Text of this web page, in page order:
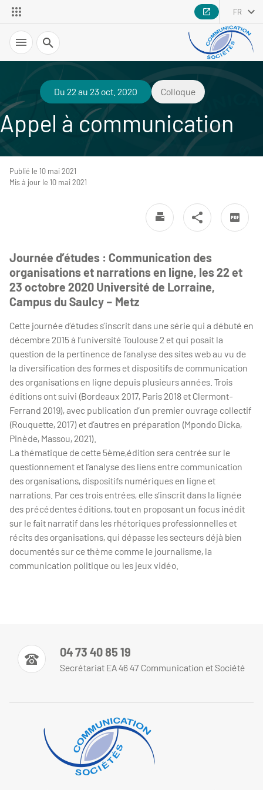
FR
Recherche
Du 22 au 23 oct. 2020 Colloque
Appel à communication
Publié le 10 mai 2021
Mis à jour le 10 mai 2021
Journée d’études : Communication des
organisations et narrations en ligne, les 22 et
23 octobre 2020 Université de Lorraine,
Campus du Saulcy – Metz
Cette journée d’études s’inscrit dans une série qui a débuté en
décembre 2015 à l’université Toulouse 2 et qui posait la
question de la pertinence de l’analyse des sites web au vu de
la diversification des formes et dispositifs de communication
des organisations en ligne depuis plusieurs années. Trois
éditions ont suivi (Bordeaux 2017, Paris 2018 et Clermont-
Ferrand 2019), avec publication d’un premier ouvrage collectif
(Rouquette, 2017) et d’autres en préparation (Mpondo Dicka,
Pinède, Massou, 2021).
La thématique de cette 5ème,édition sera centrée sur le
questionnement et l’analyse des liens entre communication
des organisations, dispositifs numériques en ligne et
narrations. Par ces trois entrées, elle s’inscrit dans la lignée
des précédentes éditions, tout en proposant un focus inédit
sur le fait narratif dans les rhétoriques professionnelles et
récits des organisations, qui dépasse les secteurs déjà bien
documentés sur ce thème comme le journalisme, la
communication politique ou les jeux vidéo.
04 73 40 85 19
Secrétariat EA 46 47 Communication et Société